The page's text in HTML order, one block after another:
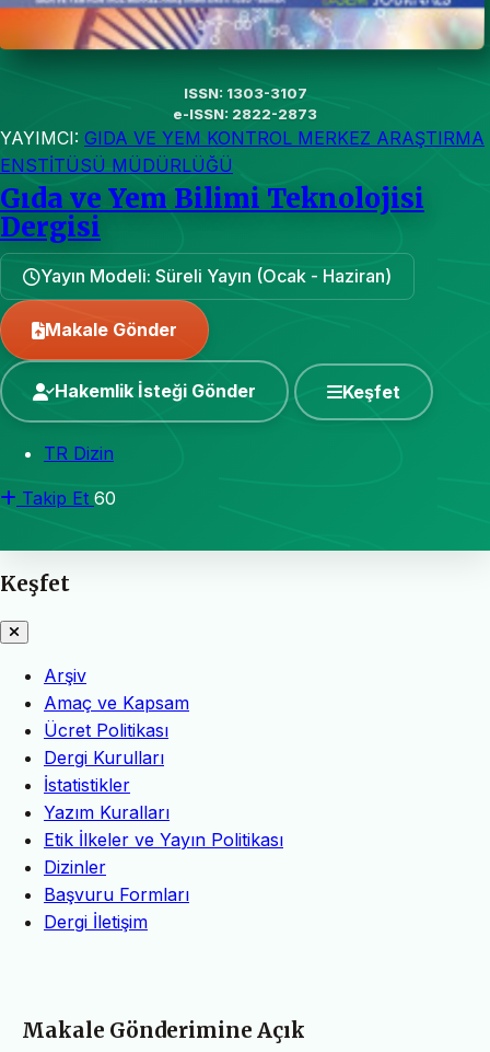
ISSN: 1303-3107
e-ISSN: 2822-2873
YAYIMCI: GIDA VE YEM KONTROL MERKEZ ARAŞTIRMA
ENSTİTÜSÜ MÜDÜRLÜĞÜ
Gıda ve Yem Bilimi Teknolojisi
Dergisi
Yayın Modeli: Süreli Yayın (Ocak - Haziran)
Makale Gönder
Hakemlik İsteği Gönder Keşfet
TR Dizin
Takip Et 60
Keşfet
Arşiv
Amaç ve Kapsam
Ücret Politikası
Dergi Kurulları
İstatistikler
Yazım Kuralları
Etik İlkeler ve Yayın Politikası
Dizinler
Başvuru Formları
Dergi İletişim
Makale Gönderimine Açık